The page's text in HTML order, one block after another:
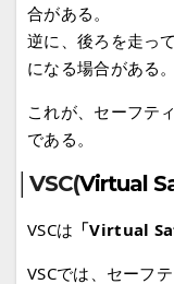
合がある。
逆に、後ろを走っ
になる場合がある。
これが、セーフテ
である。
VSC(Virtual
VSCは 「Virtual
VSCでは、セーフ